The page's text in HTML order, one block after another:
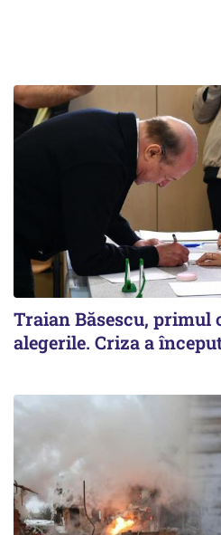
Traian Băsescu, primul
alegerile. Criza a